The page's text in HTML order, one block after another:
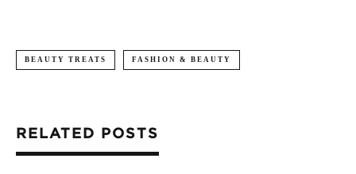
BEAUTY TREATS FASHION & BEAUTY
RELATED POSTS